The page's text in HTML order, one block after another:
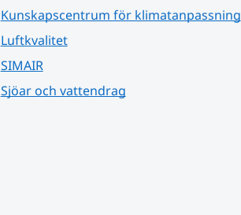
Kunskapscentrum för klimatanpassning
Luftkvalitet
SIMAIR
Sjöar och vattendrag